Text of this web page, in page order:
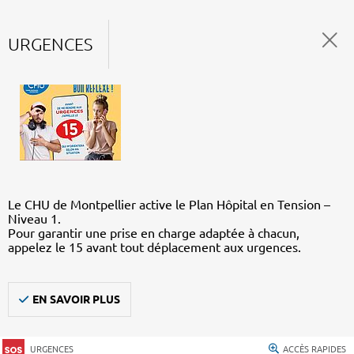
URGENCES
Le CHU de Montpellier active le Plan Hôpital en Tension –
Niveau 1.
Pour garantir une prise en charge adaptée à chacun,
appelez le 15 avant tout déplacement aux urgences.
EN SAVOIR PLUS
URGENCES ACCÈS RAPIDES